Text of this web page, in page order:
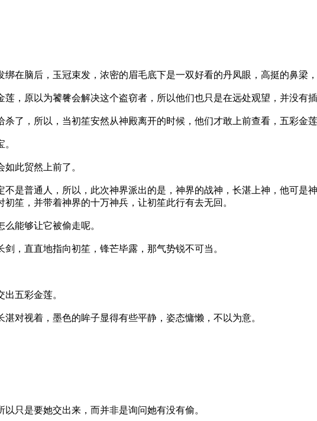
后，玉冠束发，浓密的眉毛底下是一双好看的丹凤眼，高挺的鼻梁，
以为饕餮会解决这个盗窃者，所以他们也只是在远处观望，并没有插
所以，当初笙安然从神殿离开的时候，他们才敢上前查看，五彩金莲
此贸然上前了。
通人，所以，此次神界派出的是，神界的战神，长湛上神，他可是神
笙，并带着神界的十万神兵，让初笙此行有去无回。
够让它被偷走呢。
直直地指向初笙，锋芒毕露，那气势锐不可当。
五彩金莲。
着，墨色的眸子显得有些平静，姿态慵懒，不以为意。
是要她交出来，而并非是询问她有没有偷。